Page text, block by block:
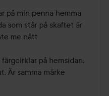
på min penna hemma
som står på skaftet är
me nått
på hemsidan.
Är samma märke